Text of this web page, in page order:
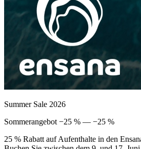
Summer Sale 2026
Sommerangebot −25 % — −25 %
25 % Rabatt auf Aufenthalte in den